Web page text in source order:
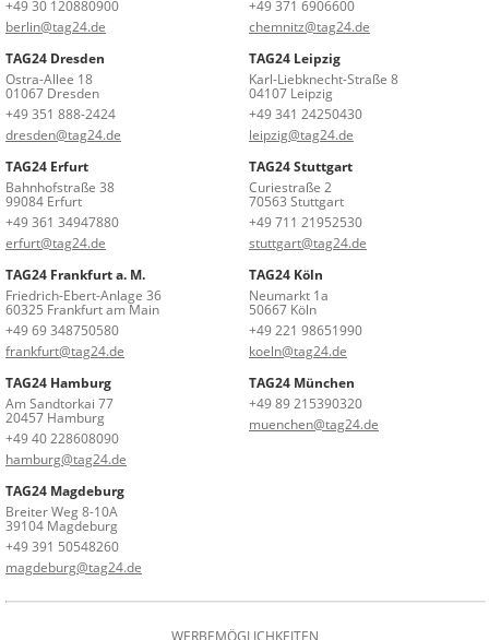
+49 30 120880900
berlin@tag24.de
+49 371 6906600
chemnitz@tag24.de
TAG24 Dresden
Ostra-Allee 18
01067 Dresden
+49 351 888-2424
dresden@tag24.de
TAG24 Leipzig
Karl-Liebknecht-Straße 8
04107 Leipzig
+49 341 24250430
leipzig@tag24.de
TAG24 Erfurt
Bahnhofstraße 38
99084 Erfurt
+49 361 34947880
erfurt@tag24.de
TAG24 Stuttgart
Curiestraße 2
70563 Stuttgart
+49 711 21952530
stuttgart@tag24.de
TAG24 Frankfurt a. M.
Friedrich-Ebert-Anlage 36
60325 Frankfurt am Main
+49 69 348750580
frankfurt@tag24.de
TAG24 Köln
Neumarkt 1a
50667 Köln
+49 221 98651990
koeln@tag24.de
TAG24 Hamburg
Am Sandtorkai 77
20457 Hamburg
+49 40 228608090
hamburg@tag24.de
TAG24 München
+49 89 215390320
muenchen@tag24.de
TAG24 Magdeburg
Breiter Weg 8-10A
39104 Magdeburg
+49 391 50548260
magdeburg@tag24.de
WERBEMÖGLICHKEITEN